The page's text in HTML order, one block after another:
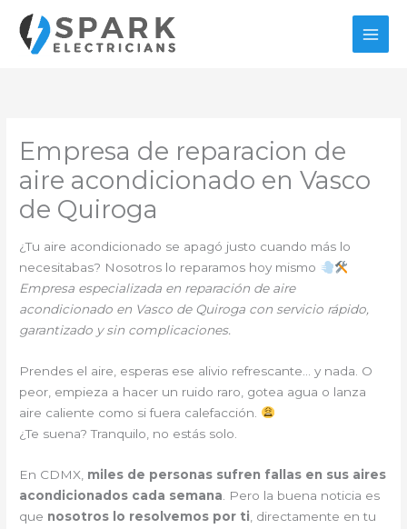
contenido
Empresa de reparacion de
aire acondicionado en Vasco
de Quiroga
¿Tu aire acondicionado se apagó justo cuando más lo
necesitabas? Nosotros lo reparamos hoy mismo
Empresa especializada en reparación de aire
acondicionado en Vasco de Quiroga con servicio rápido,
garantizado y sin complicaciones.
Prendes el aire, esperas ese alivio refrescante… y nada. O
peor, empieza a hacer un ruido raro, gotea agua o lanza
aire caliente como si fuera calefacción.
¿Te suena? Tranquilo, no estás solo.
En CDMX, miles de personas sufren fallas en sus aires
acondicionados cada semana . Pero la buena noticia es
que nosotros lo resolvemos por ti , directamente en tu